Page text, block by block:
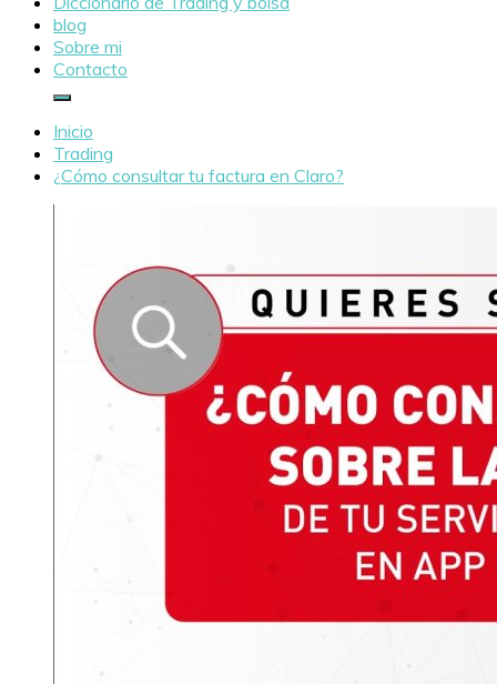
blog
Sobre mi
Contacto
Inicio
Trading
¿Cómo consultar tu factura en Claro?